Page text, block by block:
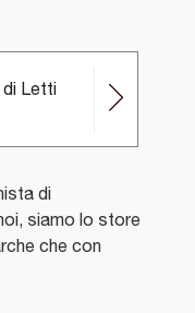
Letti
di
siamo lo store
che con